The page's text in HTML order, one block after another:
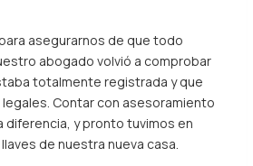
asegurarnos de que todo
abogado volvió a comprobar
totalmente registrada y que
Contar con asesoramiento
diferencia, y pronto tuvimos en
de nuestra nueva casa.